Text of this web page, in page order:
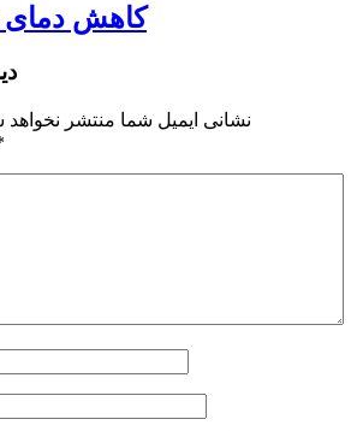
کاهش دمای
نشانی ایمیل شما منتشر نخواهد